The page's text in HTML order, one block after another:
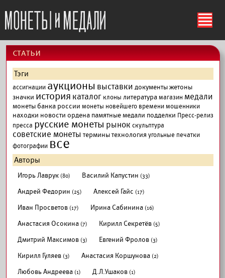
ś
cтатьи
Тэги
ассигнации аукционы выставки документыжетоны
значки история каталог клоны литературамагазин медали
монеты банка россии монеты новейшего временимошенники
находки новости ордена памятные медали подделки Пресс-релиз
пресса русские монеты рынок скульптура
советские монеты терминытехнология угольные печатки
фотографии все
Авторы
Игорь Лаврук (80) Василий Капустин (33)
Андрей Федорин (25) Алексей Гайс (17)
Иван Просветов (17) Ирина Сабинина (16)
Анастасия Осокина (7) Кирилл Секретёв (5)
Дмитрий Максимов (3) Евгений Фролов (3)
Кирилл Гуляев (3) Анастасия Коршунова (2)
Любовь Андреева (1) Д.Л.Ушаков (1)